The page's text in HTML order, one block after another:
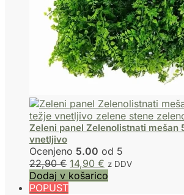
Zeleni panel Zelenolistnati mešan
vnetljivo
Ocenjeno 5.00 od 5
22,90€ 14,90 € z DDV
Dodaj v košarico
POPUST